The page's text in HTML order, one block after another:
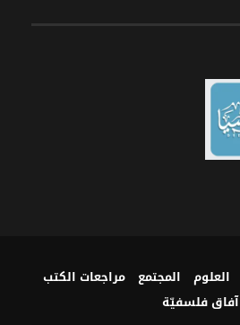
العلوم المجتمع
مراجعات الكتب
آفاق فلسفيّة‎